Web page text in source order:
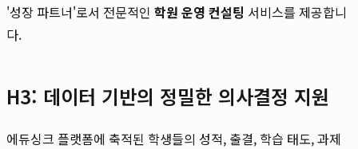
'성장 파트너'로서 전문적인 학원 운영 컨설팅 서비스를 제공합니
다.
H3: 데이터 기반의 정밀한 의사결정 지원
에듀싱크 플랫폼에 축적된 학생들의 성적, 출결, 학습 태도, 과제